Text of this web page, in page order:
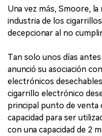
Una vez más, Smoore,
industria de los
decepcionar al no
Tan solo unos días
anunció su asociación
electrónicos
cigarrillo electrónico
principal punto de
capacidad para ser
con una capacidad de 2